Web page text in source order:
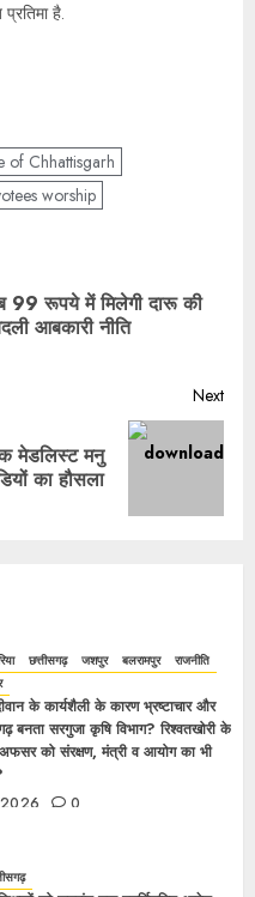
है.
of Chhattisgarh
worship
रूपये में मिलेगी दारू की
आबकारी नीति
Next
मेडलिस्ट मनु
का हौसला
छत्तीसगढ़ जशपुर बलरामपुर
राजनीति
के कार्यशैली के कारण भ्रष्टाचार और
बनता सरगुजा कृषि विभाग? रिश्वतखोरी के
को संरक्षण, मंत्री व आयोग का भी
0